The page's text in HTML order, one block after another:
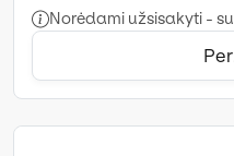
Norėdami užsisakyti -